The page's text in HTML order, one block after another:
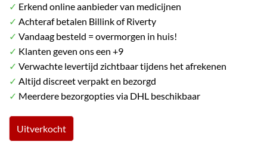
✓ Erkend online aanbieder van medicijnen
✓ Achteraf betalen Billink of Riverty
✓ Vandaag besteld = overmorgen in huis!
✓ Klanten geven ons een +9
✓ Verwachte levertijd zichtbaar tijdens het afrekenen
✓ Altijd discreet verpakt en bezorgd
✓ Meerdere bezorgopties via DHL beschikbaar
Uitverkocht